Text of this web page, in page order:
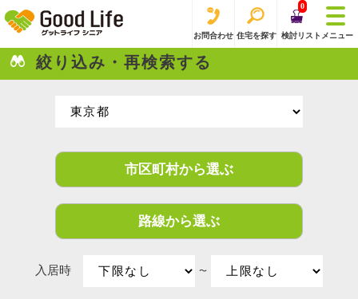
お問合わせ 住宅を探す
0
検討リスト メニュー
絞り込み・再検索する
市区町村から選ぶ
路線から選ぶ
入居時 〜